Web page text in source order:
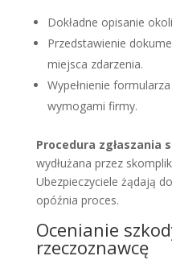
Dokładne opisanie
Przedstawienie
miejsca zdarzenia.
Wypełnienie
wymogami firmy.
Procedura zgłaszania
wydłużana przez
Ubezpieczyciele żądają
opóźnia proces.
Ocenianie
rzeczoznawcę